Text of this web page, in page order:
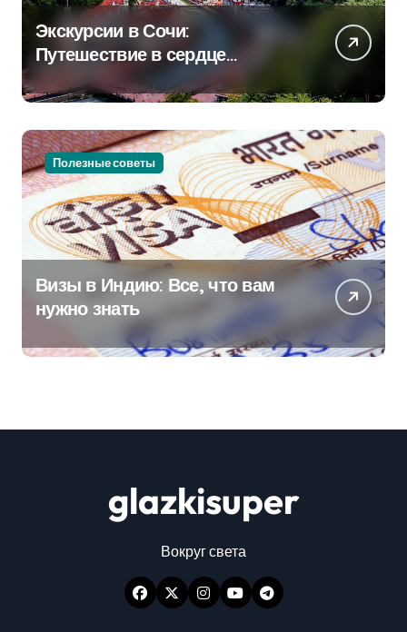
Экскурсии в Сочи:
Путешествие в сердце
Черноморского курорта
Полезные советы
Визы в Индию: Все, что вам
нужно знать
glazkisuper
Вокруг света